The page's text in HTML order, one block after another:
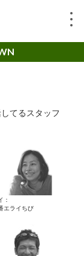
てるスタッフ
：
エライちび